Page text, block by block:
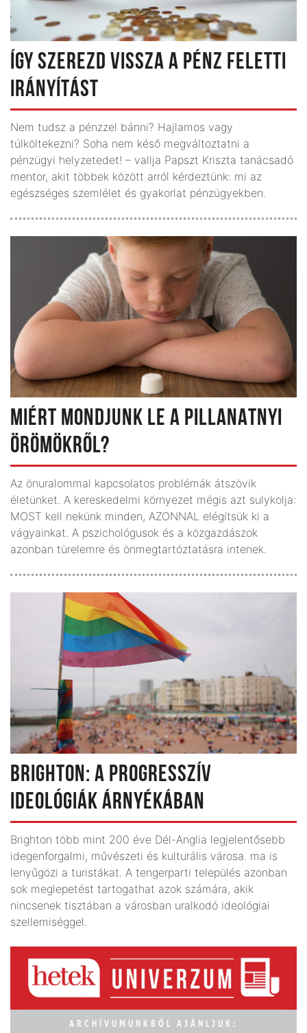
ÍGY SZEREZD VISSZA A PÉNZ FELETTI
IRÁNYÍTÁST
Nem tudsz a pénzzel bánni? Hajlamos vagy
túlköltekezni? Soha nem késő megváltoztatni a
pénzügyi helyzetedet! – vallja Papszt Kriszta tanács­­adó
mentor, akit többek között arról kérdeztünk: mi az
egészséges szemlélet és gyakorlat pénzügyekben.
MIÉRT MONDJUNK LE A PILLANATNYI
ÖRÖMÖKRŐL?
Az önuralommal kapcsolatos problémák átszövik
életünket. A kereskedelmi környezet mégis azt sulykolja:
MOST kell nekünk minden, AZONNAL elégítsük ki a
vágyainkat. A pszichológusok és a közgazdászok
azonban türelemre és önmegtartóztatásra intenek.
BRIGHTON: A PROGRESSZÍV
IDEOLÓGIÁK ÁRNYÉKÁBAN
Brighton több mint 200 éve Dél-Anglia legjelentősebb
idegenforgalmi, művészeti és kulturális városa. ma is
lenyűgözi a turistákat. A tengerparti település azonban
sok meglepetést tartogathat azok számára, akik
nincsenek tisztában a városban uralkodó ideológiai
szellemiséggel.
ARCHÍVUMUNKBÓL AJÁNLJUK: